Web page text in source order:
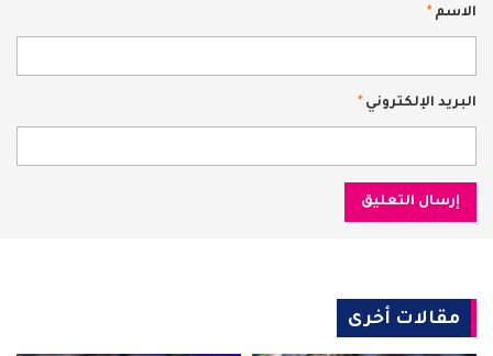
الاسم*
البريد الإلكتروني*
مقالات أخرى